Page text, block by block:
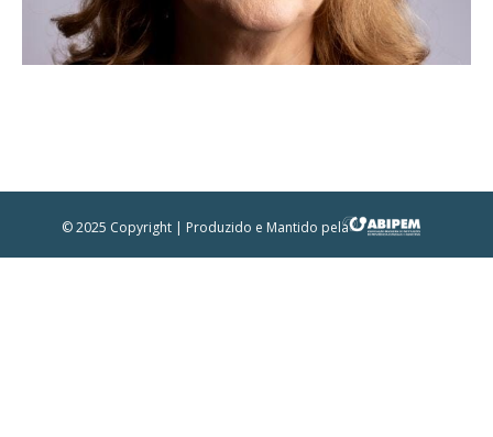
© 2025 Copyright | Produzido e Mantido pela